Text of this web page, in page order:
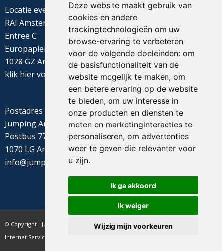
Deze website maakt gebruik van
cookies en andere
trackingtechnologieën om uw
browse-ervaring te verbeteren
voor de volgende doeleinden: om
de basisfunctionaliteit van de
website mogelijk te maken, om
een betere ervaring op de website
te bieden, om uw interesse in
onze producten en diensten te
meten en marketinginteracties te
personaliseren, om advertenties
weer te geven die relevanter voor
u zijn.
Ik ga akkoord
Ik weiger
Wijzig mijn voorkeuren
Locatie evenement
RAI Amsterdam
Entree C
Europaplein 22
1078 GZ Amsterdam
klik hiervoor de routebeschrijving
Postadres
Jumping Amsterdam
Postbus 77655
1070 LG Amsterdam
info@jumpingamsterdam.nl
© Copyright - Jumping Amsterdam - website realisatie CyberNed
Internet Services